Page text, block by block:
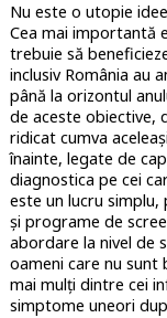
Nu este o utopie
Cea mai importantă
trebuie să
inclusiv România au
până la orizontul
de aceste obiective,
ridicat cumva
înainte, legate de
diagnostica pe cei
este un lucru
și programe de
abordare la nivel de
oameni care nu sunt
mai mulți dintre cei
simptome uneori